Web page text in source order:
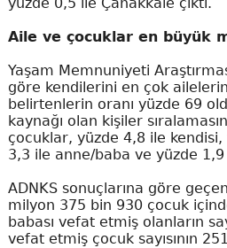
Aile ve çocuklar en büyük
Yaşam Memnuniyeti
göre kendilerini en çok
belirtenlerin oranı yüzde 69
kaynağı olan kişiler
çocuklar, yüzde 4,8 ile
3,3 ile anne/baba ve yüzde
ADNKS sonuçlarına göre
milyon 375 bin 930 çocuk
babası vefat etmiş olanların
vefat etmiş çocuk sayısının